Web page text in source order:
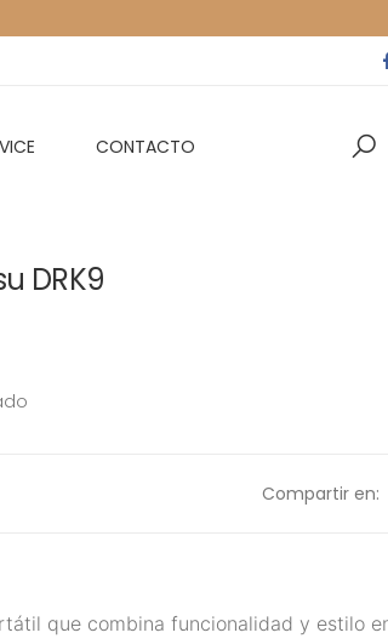
CONTACTO
DRK9
Compartir en:
que combina funcionalidad y estilo